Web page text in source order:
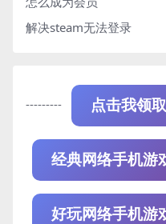
解决steam无法登录
--------- 点击我领
经典网络手机游
好玩网络手机游